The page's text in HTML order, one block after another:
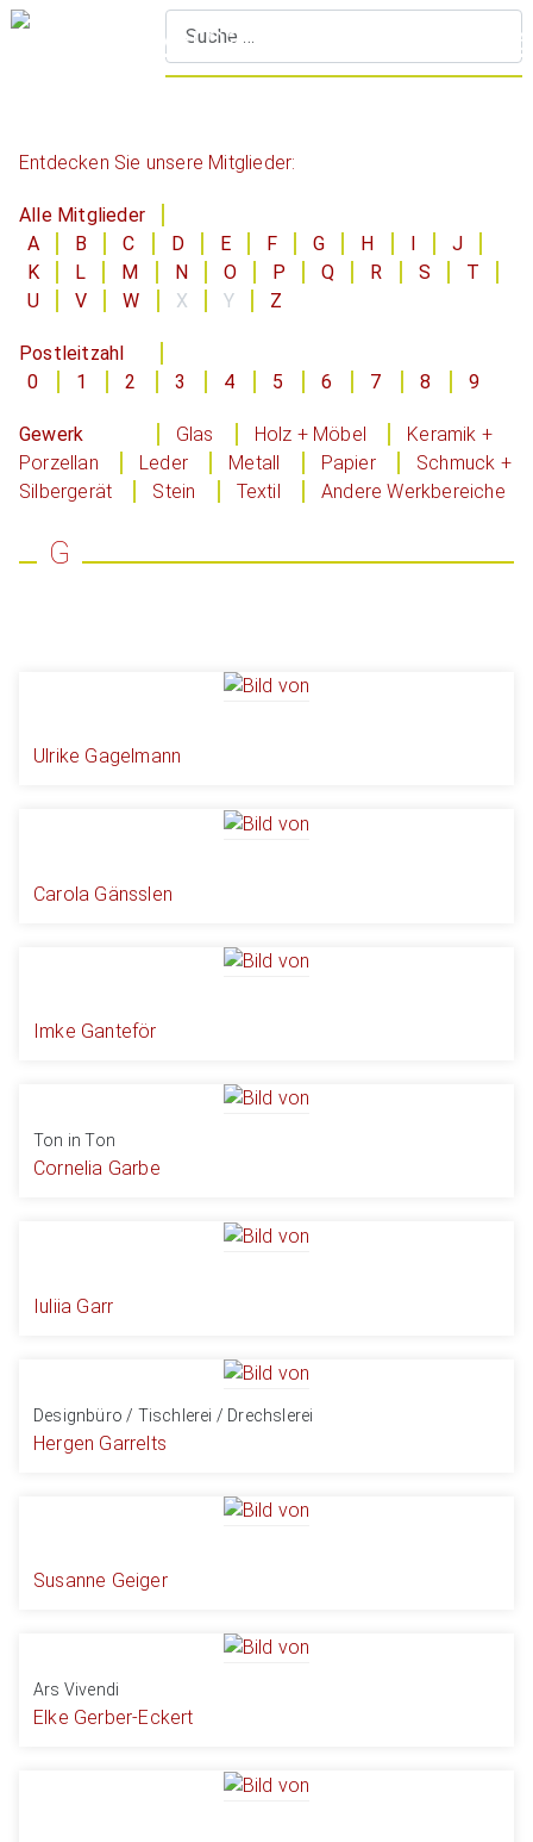
Entdecken Sie unsere Mitglieder:
Alle Mitglieder
A
B C D E F G H
J
K
L M N O P Q R S
T
U
V W X Y Z
Postleitzahl
0
1 2 3 4 5 6 7 8 9
Gewerk Glas Holz + Möbel
Keramik +
Porzellan
Leder Metall Papier
Schmuck +
Silbergerät
Stein Textil Andere Werkbereiche
G
Ulrike Gagelmann
Carola Gänsslen
Imke Ganteför
Ton in Ton
Cornelia Garbe
Iuliia Garr
Designbüro / Tischlerei / Drechslerei
Hergen Garrelts
Susanne Geiger
Ars Vivendi
Elke Gerber-Eckert